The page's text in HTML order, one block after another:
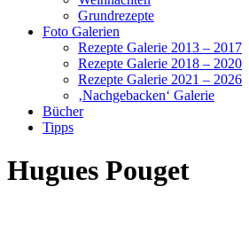
Grundrezepte
Foto Galerien
Rezepte Galerie 2013 – 2017
Rezepte Galerie 2018 – 2020
Rezepte Galerie 2021 – 2026
‚Nachgebacken‘ Galerie
Bücher
Tipps
Hugues Pouget